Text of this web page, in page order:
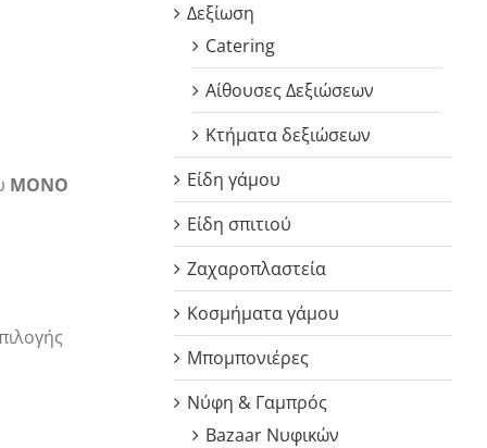
MONO
Δεξίωση
Catering
Αίθουσες Δεξιώσεων
Κτήματα δεξιώσεων
Είδη γάμου
Είδη σπιτιού
Ζαχαροπλαστεία
Κοσμήματα γάμου
Μπομπονιέρες
Νύφη & Γαμπρός
Bazaar Νυφικών